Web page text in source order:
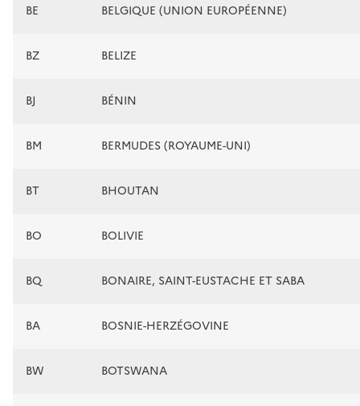
BE BELGIQUE (UNION EUROPÉENNE)
BZ BELIZE
BJ BÉNIN
BM BERMUDES (ROYAUME-UNI)
BT BHOUTAN
BO BOLIVIE
BQ BONAIRE, SAINT-EUSTACHE ET SABA
BA BOSNIE-HERZÉGOVINE
BW BOTSWANA